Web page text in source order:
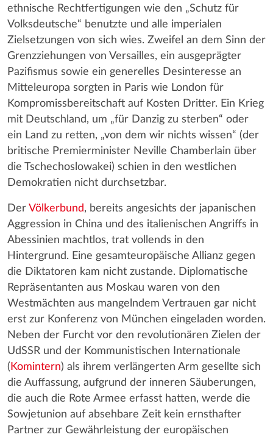
ethnische Rechtfertigungen wie den „Schutz für
Volksdeutsche“ benutzte und alle imperialen
Zielsetzungen von sich wies. Zweifel an dem Sinn der
Grenzziehungen von Versailles, ein ausgeprägter
Pazifismus sowie ein generelles Desinteresse an
Mitteleuropa sorgten in Paris wie London für
Kompromissbereitschaft auf Kosten Dritter. Ein Krieg
mit Deutschland, um „für Danzig zu sterben“ oder
ein Land zu retten, „von dem wir nichts wissen“ (der
britische Premierminister Neville Chamberlain über
die Tschechoslowakei) schien in den westlichen
Demokratien nicht durchsetzbar.
Der Völkerbund, bereits angesichts der japanischen
Aggression in China und des italienischen Angriffs in
Abessinien machtlos, trat vollends in den
Hintergrund. Eine gesamteuropäische Allianz gegen
die Diktatoren kam nicht zustande. Diplomatische
Repräsentanten aus Moskau waren von den
Westmächten aus mangelndem Vertrauen gar nicht
erst zur Konferenz von München eingeladen worden.
Neben der Furcht vor den revolutionären Zielen der
UdSSR und der Kommunistischen Internationale
( Komintern) als ihrem verlängerten Arm gesellte sich
die Auffassung, aufgrund der inneren Säuberungen,
die auch die Rote Armee erfasst hatten, werde die
Sowjetunion auf absehbare Zeit kein ernsthafter
Partner zur Gewährleistung der europäischen